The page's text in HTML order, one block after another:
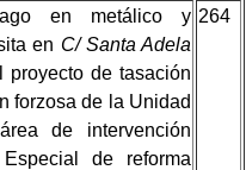
en metálico y
en C/ Santa Adela
proyecto de tasación
forzosa de la Unidad
de intervención
de reforma
264